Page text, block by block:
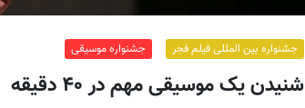
جشنواره بین المللی فیلم فجر جشنواره موسیقی
شنیدن یک موسیقی مهم در ۴۰ دقیقه